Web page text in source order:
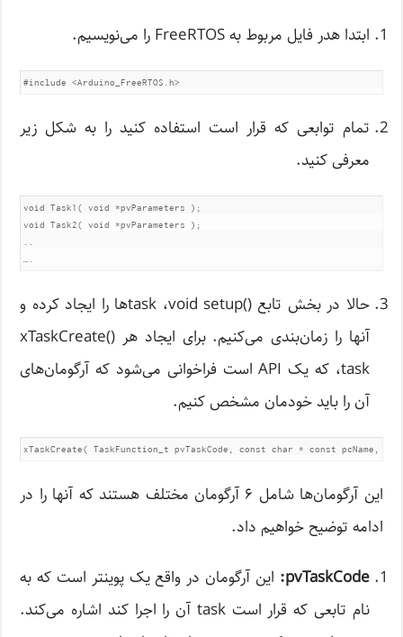
ابتدا هدر فایل مربوط به FreeRTOS را می‌نویسیم.
#include <Arduino_FreeRTOS.h>
تمام توابعی که قرار است استفاده کنید را به شکل زیر
معرفی کنید.
void Task1( void *pvParameters );
void Task2( void *pvParameters );
..
….
حالا در بخش تابع ()task ،void setupها را ایجاد کرده و
آنها را زمان‌بندی می‌کنیم. برای ایجاد هر xTaskCreate()
،task که یک API است فراخوانی می‌شود که آرگومان‌های
آن را باید خودمان مشخص کنیم.
xTaskCreate( TaskFunction_t pvTaskCode, const char * const pcName,
این آرگومان‌ها شامل ۶ آرگومان مختلف هستند که آنها را در
ادامه توضیح خواهیم داد.
pvTaskCode: این آرگومان در واقع یک پوینتر است که به
نام تابعی که قرار است task آن را اجرا کند اشاره می‌کند.